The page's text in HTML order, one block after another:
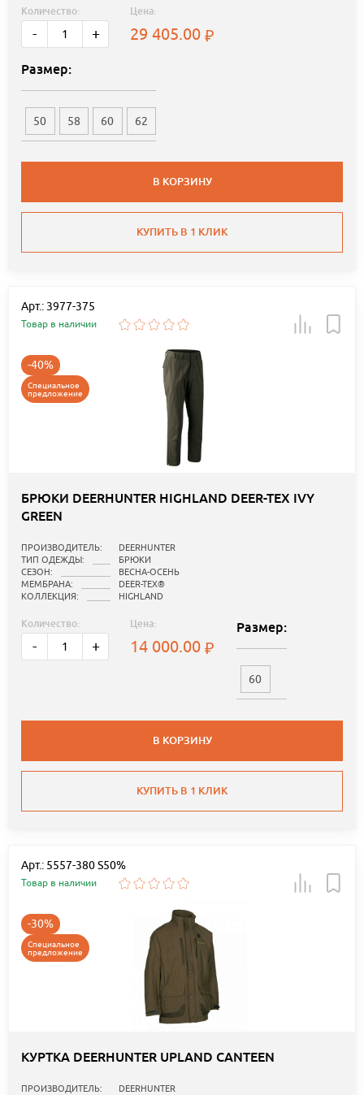
Количество:
- +
Цена:
29 405.00
Размер:
50 58 60 62
В КОРЗИНУ
КУПИТЬ В 1 КЛИК
Арт.: 3977-375
Товар в наличии
-40%
Специальное
предложение
БРЮКИ DEERHUNTER HIGHLAND DEER-TEX IVY
GREEN
ПРОИЗВОДИТЕЛЬ:
DEERHUNTER
ТИП ОДЕЖДЫ:
БРЮКИ
СЕЗОН:
ВЕСНА-ОСЕНЬ
МЕМБРАНА:
DEER-TEX®
КОЛЛЕКЦИЯ:
HIGHLAND
Количество:
- +
Цена:
14 000.00
Размер:
60
В КОРЗИНУ
КУПИТЬ В 1 КЛИК
Арт.: 5557-380 S50%
Товар в наличии
-30%
Специальное
предложение
КУРТКА DEERHUNTER UPLAND CANTEEN
ПРОИЗВОДИТЕЛЬ:
DEERHUNTER